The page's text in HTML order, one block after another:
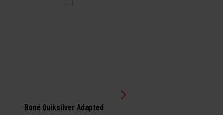
Boné Quiksilver Adapted